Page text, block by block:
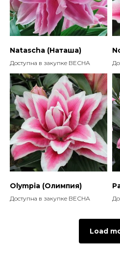
Natascha (Наташа)
Доступна в закупке ВЕСНА
Olympia (Олимпия)
Доступна в закупке ВЕСНА
Load